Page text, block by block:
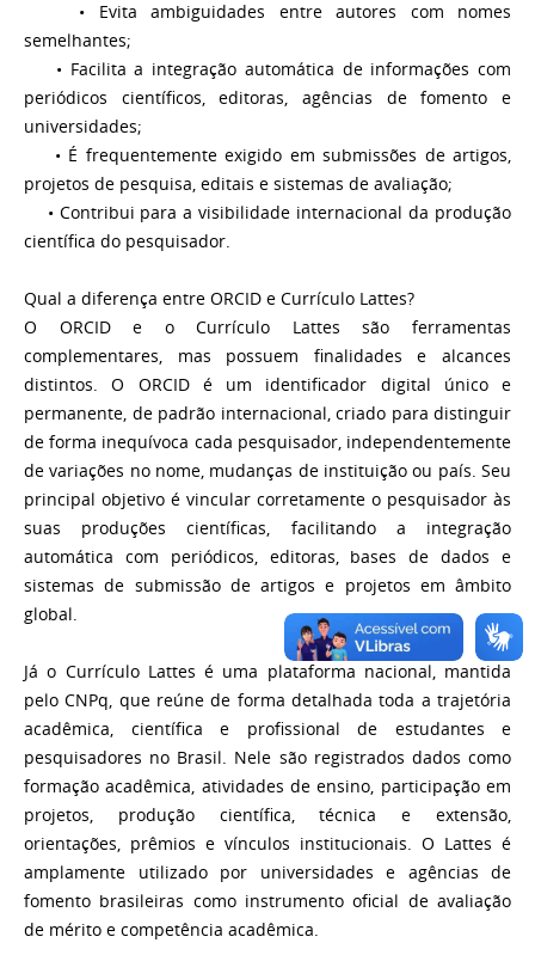
• Evita ambiguidades entre autores com nomes
semelhantes;
• Facilita a integração automática de informações com
periódicos científicos, editoras, agências de fomento e
universidades;
• É frequentemente exigido em submissões de artigos,
projetos de pesquisa, editais e sistemas de avaliação;
• Contribui para a visibilidade internacional da produção
científica do pesquisador.
Qual a diferença entre ORCID e Currículo Lattes?
O ORCID e o Currículo Lattes são ferramentas
complementares, mas possuem finalidades e alcances
distintos. O ORCID é um identificador digital único e
permanente, de padrão internacional, criado para distinguir
de forma inequívoca cada pesquisador, independentemente
de variações no nome, mudanças de instituição ou país. Seu
principal objetivo é vincular corretamente o pesquisador às
suas produções científicas, facilitando a integração
automática com periódicos, editoras, bases de dados e
sistemas de submissão de artigos e projetos em âmbito
global.
Já o Currículo Lattes é uma plataforma nacional, mantida
pelo CNPq, que reúne de forma detalhada toda a trajetória
acadêmica, científica e profissional de estudantes e
pesquisadores no Brasil. Nele são registrados dados como
formação acadêmica, atividades de ensino, participação em
projetos, produção científica, técnica e extensão,
orientações, prêmios e vínculos institucionais. O Lattes é
amplamente utilizado por universidades e agências de
fomento brasileiras como instrumento oficial de avaliação
de mérito e competência acadêmica.